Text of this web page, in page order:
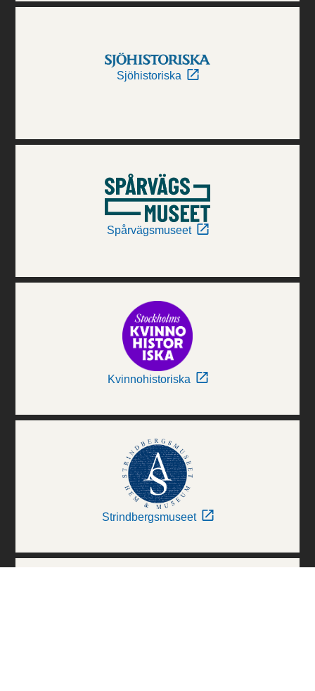
Sjöhistoriska
Spårvägsmuseet
Kvinnohistoriska
Strindbergsmuseet